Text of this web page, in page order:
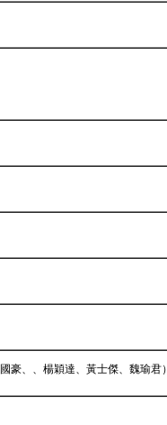
豪、、楊穎達、黃士傑、魏瑜君）